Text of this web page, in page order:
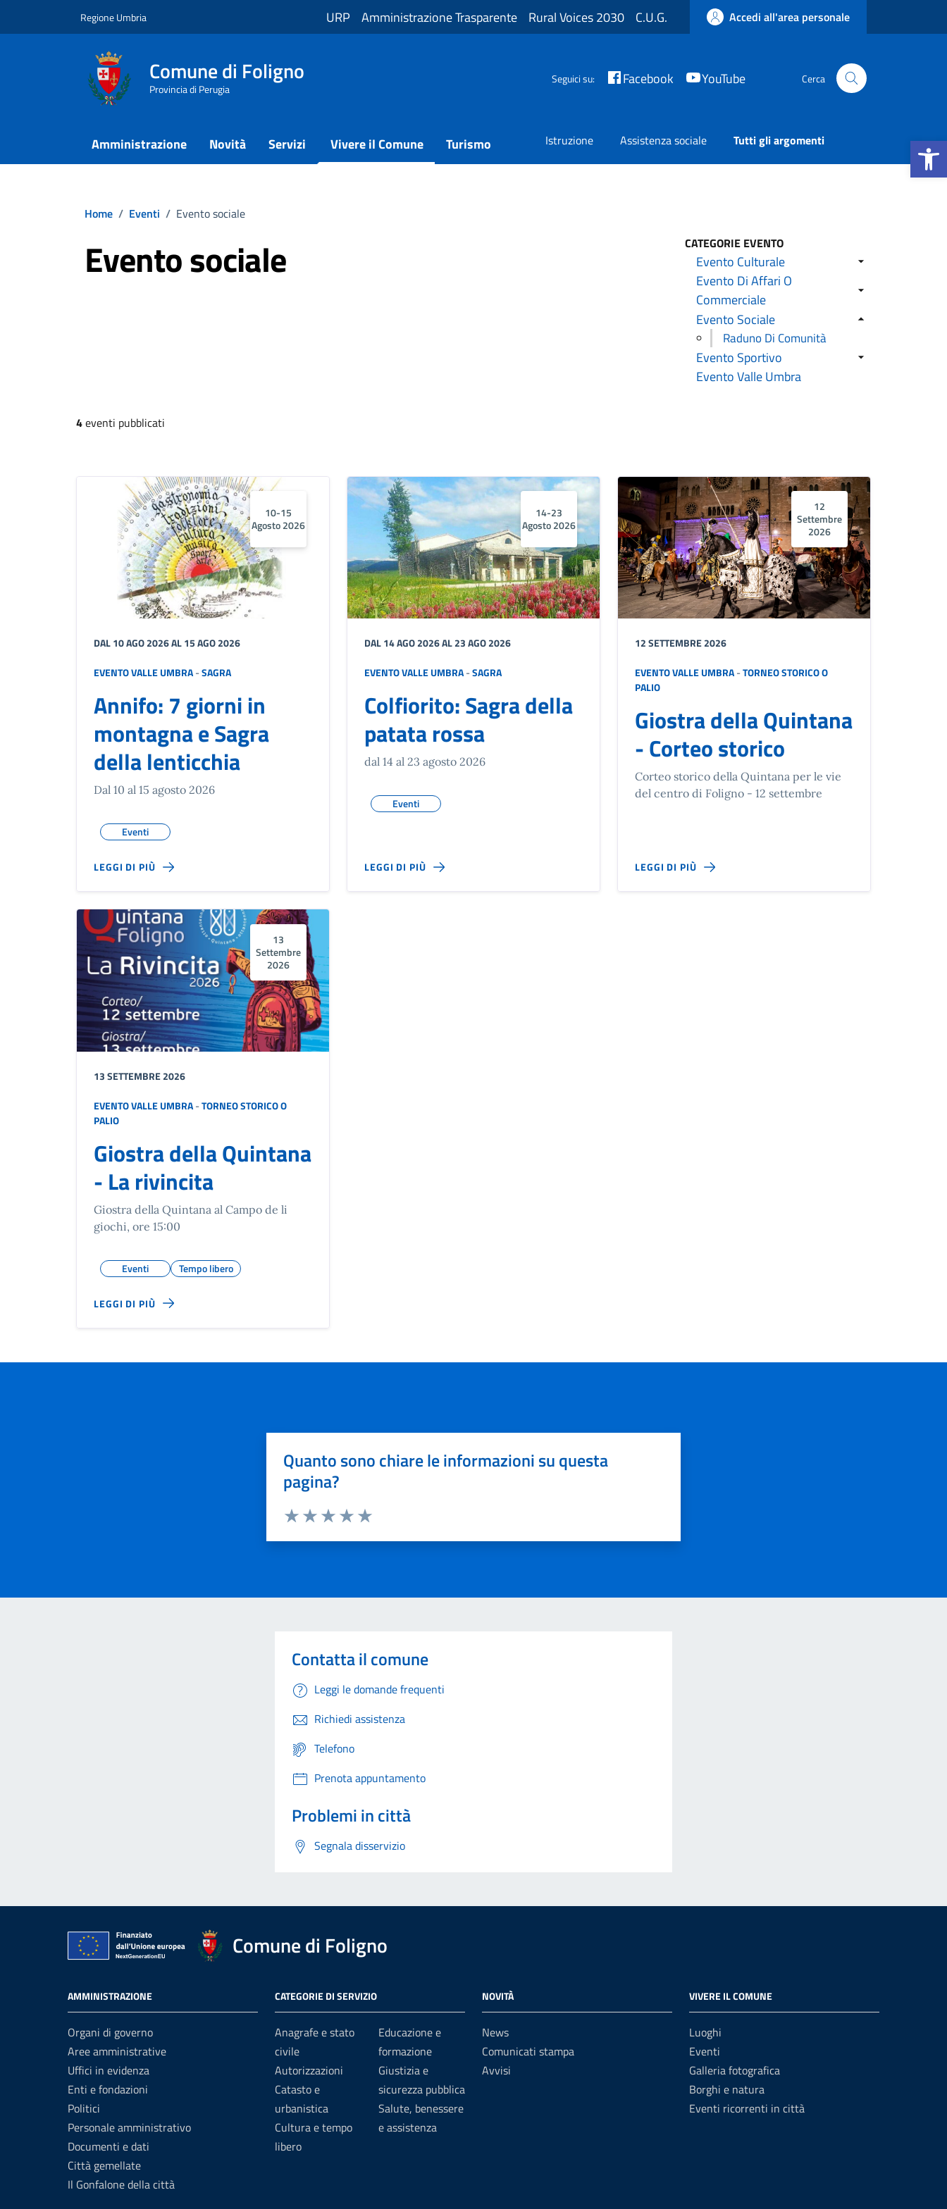
Apri la
Regione Umbria URP Amministrazione Trasparente Rural Voices 2030 C.U.G. Accedi all'area personale
Comune di Foligno
Provincia di Perugia
Seguici su: Facebook YouTube Cerca
Amministrazione Novità Servizi Vivere il Comune Turismo Istruzione Assistenza sociale Tutti gli argomenti
Home / Eventi / Evento sociale
Evento sociale CATEGORIE EVENTO
Evento Culturale
Evento Di Affari O
Commerciale
Evento Sociale
Raduno Di Comunità
Evento Sportivo
Evento Valle Umbra
4eventi pubblicati
10-15
Agosto 2026
DAL 10 AGO 2026 AL 15 AGO 2026
EVENTO VALLE UMBRA-SAGRA
Annifo: 7 giorni in
montagna e Sagra
della lenticchia
Dal 10 al 15 agosto 2026
Eventi
LEGGI DI PIÙ
14-23
Agosto 2026
DAL 14 AGO 2026 AL 23 AGO 2026
EVENTO VALLE UMBRA-SAGRA
Colfiorito: Sagra della
patata rossa
dal 14 al 23 agosto 2026
Eventi
LEGGI DI PIÙ
12
Settembre
2026
12 SETTEMBRE 2026
EVENTO VALLE UMBRA-TORNEO STORICO O
PALIO
Giostra della Quintana
- Corteo storico
Corteo storico della Quintana per le vie
del centro di Foligno - 12 settembre
LEGGI DI PIÙ
13
Settembre
2026
13 SETTEMBRE 2026
EVENTO VALLE UMBRA-TORNEO STORICO O
PALIO
Giostra della Quintana
- La rivincita
Giostra della Quintana al Campo de li
giochi, ore 15:00
Eventi Tempo libero
LEGGI DI PIÙ
Quanto sono chiare le informazioni su questa
pagina?
Contatta il comune
Leggi le domande frequenti
Richiedi assistenza
Telefono
Prenota appuntamento
Problemi in città
Segnala disservizio
Comune di Foligno
AMMINISTRAZIONE
Organi di governo
Aree amministrative
Uffici in evidenza
Enti e fondazioni
Politici
Personale amministrativo
Documenti e dati
Città gemellate
Il Gonfalone della città
CATEGORIE DI SERVIZIO
Anagrafe e stato
civile
Autorizzazioni
Catasto e
urbanistica
Cultura e tempo
libero
Educazione e
formazione
Giustizia e
sicurezza pubblica
Salute, benessere
e assistenza
NOVITÀ
News
Comunicati stampa
Avvisi
VIVERE IL COMUNE
Luoghi
Eventi
Galleria fotografica
Borghi e natura
Eventi ricorrenti in città